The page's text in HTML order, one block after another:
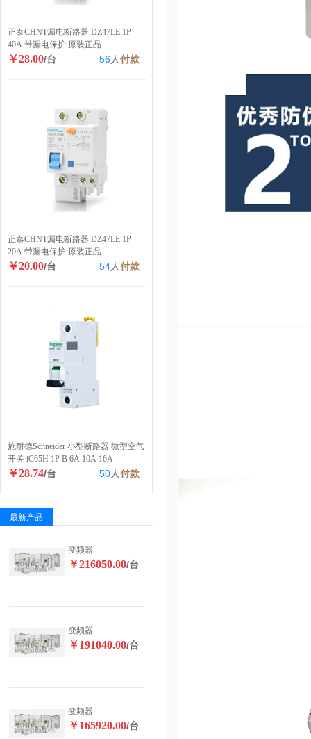
正泰CHNT漏电断路器 DZ47LE 1P
40A 带漏电保护 原装正品
￥28.00/台 56人付款
正泰CHNT漏电断路器 DZ47LE 1P
20A 带漏电保护 原装正品
￥20.00/台 54人付款
施耐德Schneider 小型断路器 微型空气
开关 iC65H 1P B 6A 10A 16A
￥28.74/台 50人付款
最新产品
变频器
￥216050.00/台
变频器
￥191040.00/台
变频器
￥165920.00/台